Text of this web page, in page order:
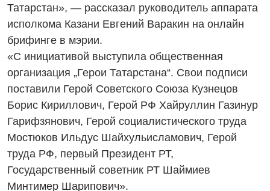
Татарстан», — рассказал руководитель аппарата
исполкома Казани Евгений Варакин на онлайн
брифинге в мэрии.
«С инициативой выступила общественная
организация „Герои Татарстана“. Свои подписи
поставили Герой Советского Союза Кузнецов
Борис Кириллович, Герой РФ Хайруллин Газинур
Гарифзянович, Герой социалистического труда
Мостюков Ильдус Шайхульисламович, Герой
труда РФ, первый Президент РТ,
Государственный советник РТ Шаймиев
Минтимер Шарипович».